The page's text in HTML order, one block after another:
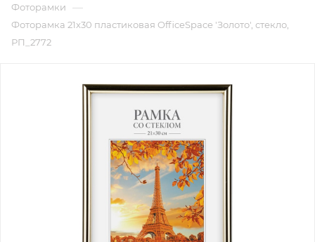
Фоторамки —
Фоторамка 21х30 пластиковая OfficeSpace 'Золото', стекло,
РП_2772